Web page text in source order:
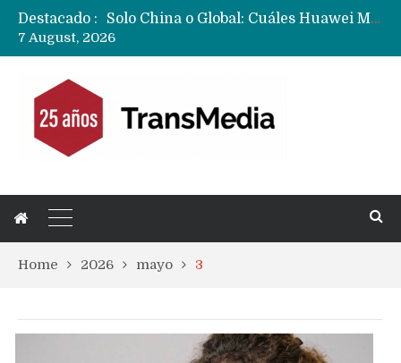
Destacado :
Data Centers de Huawei en Chile, México, Brasil,Perú y Argentina podrían verse afectados por arremetida de EE.UU
7 August, 2026
Home 2026 mayo 3